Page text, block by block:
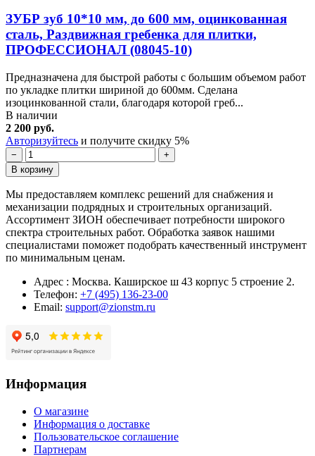
ЗУБР зуб 10*10 мм, до 600 мм, оцинкованная
сталь, Раздвижная гребенка для плитки,
ПРОФЕССИОНАЛ (08045-10)
Предназначена для быстрой работы с большим объемом работ
по укладке плитки шириной до 600мм. Сделана
изоцинкованной стали, благодаря которой греб...
В наличии
2 200 руб.
Авторизуйтесь и получите скидку 5%
−
+
В корзину
Мы предоставляем комплекс решений для снабжения и
механизации подрядных и строительных организаций.
Ассортимент ЗИОН обеспечивает потребности широкого
спектра строительных работ. Обработка заявок нашими
специалистами поможет подобрать качественный инструмент
по минимальным ценам.
Адрес : Москва. Каширское ш 43 корпус 5 строение 2.
Телефон: +7 (495) 136-23-00
Email: support@zionstm.ru
Информация
О магазине
Информация о доставке
Пользовательское соглашение
Партнерам